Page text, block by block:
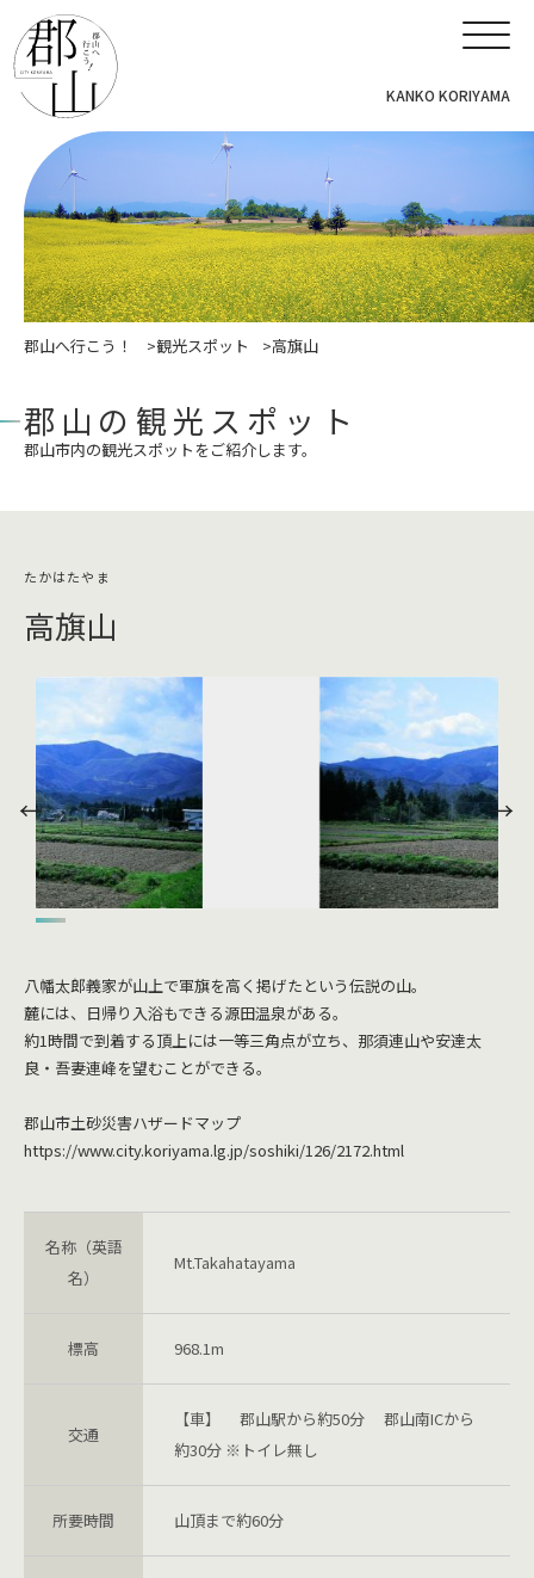
KANKO KORIYAMA
郡山へ行こう！ 観光スポット 高旗山
郡山の観光スポット
郡山市内の観光スポットをご紹介します。
高旗山
八幡太郎義家が山上で軍旗を高く掲げたという伝説の山。
麓には、日帰り入浴もできる源田温泉がある。
約1時間で到着する頂上には一等三角点が立ち、那須連山や安達太
良・吾妻連峰を望むことができる。
郡山市土砂災害ハザードマップ
https://www.city.koriyama.lg.jp/soshiki/126/2172.html
名称（英語
名）
Mt.Takahatayama
標高 968.1m
交通
【車】 郡山駅から約50分 郡山南ICから
約30分 ※トイレ無し
所要時間 山頂まで約60分